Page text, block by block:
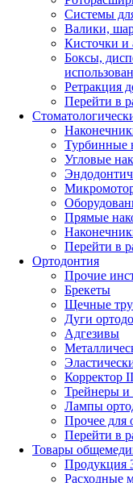
Системы
Валики,
Кисточки и
Боксы,
Ретракция
Перейти в
Турбинные
Угловые
Прямые
Перейти в
Ортодонтия
Прочие
Брекеты
Щечные
Дуги
Адгезивы
Корректор
Трейнеры
Лампы
Прочее для
Перейти в
Товары
Продукция
Расходные